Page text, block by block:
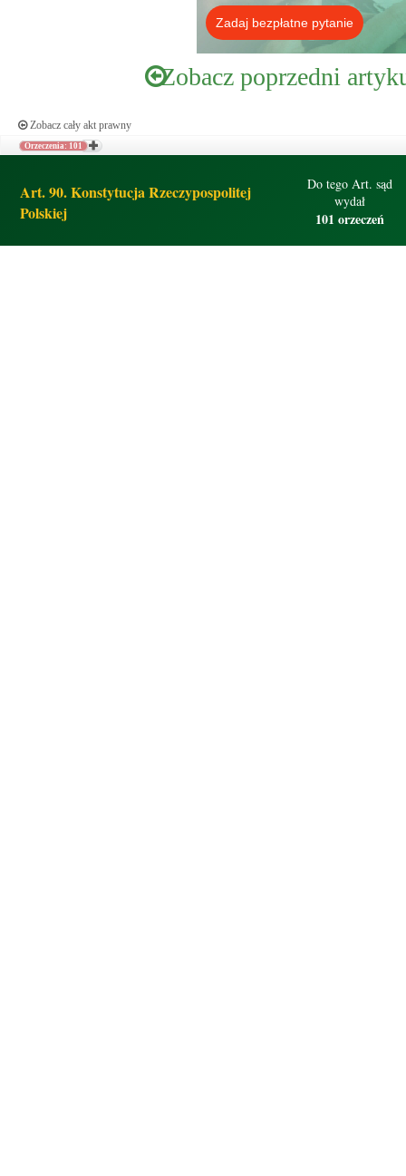
Zadaj bezpłatne pytanie
Zobacz poprzedni
Zobacz cały akt prawny
Orzeczenia: 101
Art. 90. Konstytucja Rzeczypospolitej
Polskiej
Do tego Art. sąd
wydał
101 orzeczeń